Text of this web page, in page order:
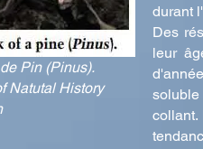
Pin (Pinus).
Natutal History
durant
Des
leur
collant.